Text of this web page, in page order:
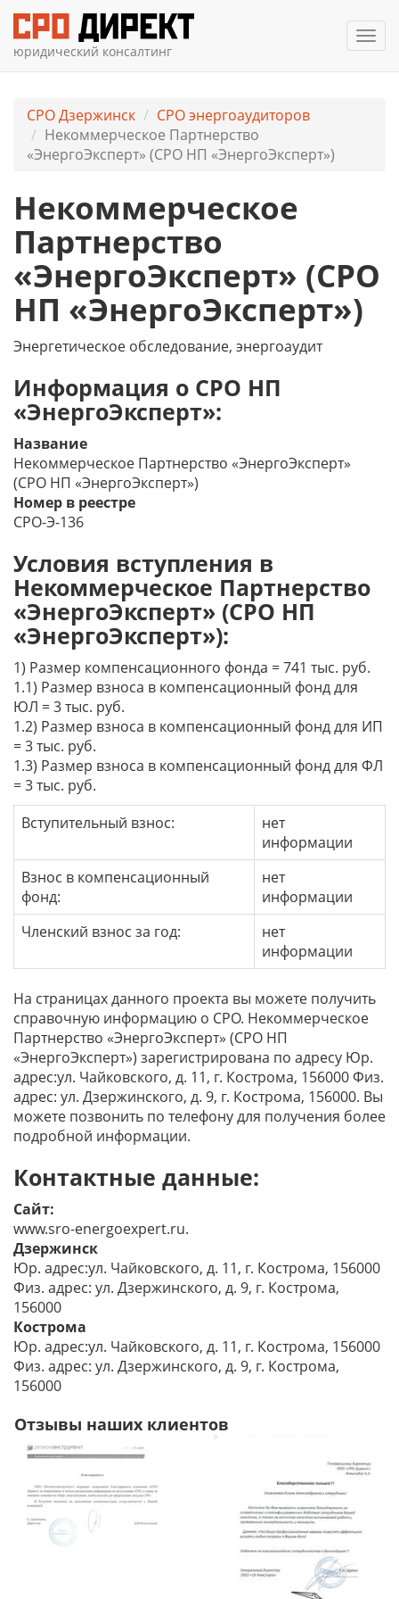
юридический консалтинг
СРО Дзержинск
СРО энергоаудиторов
Некоммерческое Партнерство
«ЭнергоЭксперт» (СРО НП «ЭнергоЭксперт»)
Некоммерческое
Партнерство
«ЭнергоЭксперт» (СРО
НП «ЭнергоЭксперт»)
Энергетическое обследование, энергоаудит
Информация о СРО НП
«ЭнергоЭксперт»:
Название
Некоммерческое Партнерство «ЭнергоЭксперт»
(СРО НП «ЭнергоЭксперт»)
Номер в реестре
СРО-Э-136
Условия вступления в
Некоммерческое Партнерство
«ЭнергоЭксперт» (СРО НП
«ЭнергоЭксперт»):
1) Размер компенсационного фонда = 741 тыс. руб.
1.1) Размер взноса в компенсационный фонд для
ЮЛ = 3 тыс. руб.
1.2) Размер взноса в компенсационный фонд для ИП
= 3 тыс. руб.
1.3) Размер взноса в компенсационный фонд для ФЛ
= 3 тыс. руб.
Вступительный взнос:
нет
информации
Взнос в компенсационный
фонд:
нет
информации
Членский взнос за год:
нет
информации
На страницах данного проекта вы можете получить
справочную информацию о СРО. Некоммерческое
Партнерство «ЭнергоЭксперт» (СРО НП
«ЭнергоЭксперт») зарегистрирована по адресу Юр.
адрес:ул. Чайковского, д. 11, г. Кострома, 156000 Физ.
адрес: ул. Дзержинского, д. 9, г. Кострома, 156000. Вы
можете позвонить по телефону для получения более
подробной информации.
Контактные данные:
Сайт:
www.sro-energoexpert.ru.
Дзержинск
Юр. адрес:ул. Чайковского, д. 11, г. Кострома, 156000
Физ. адрес: ул. Дзержинского, д. 9, г. Кострома,
156000
Кострома
Юр. адрес:ул. Чайковского, д. 11, г. Кострома, 156000
Физ. адрес: ул. Дзержинского, д. 9, г. Кострома,
156000
Отзывы наших клиентов